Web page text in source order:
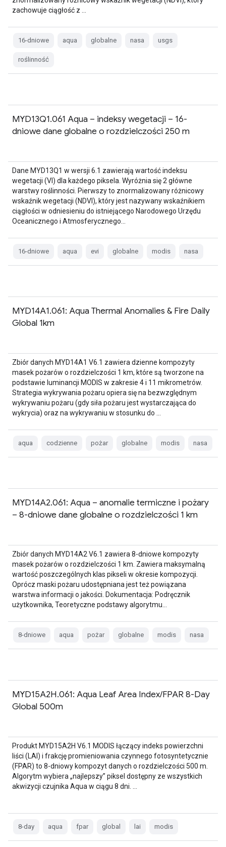
zachowuje ciągłość z …
16-dniowe aqua globalne nasa usgs
roślinność
MYD13Q1.061 Aqua – indeksy wegetacji – 16-
dniowe dane globalne o rozdzielczości 250 m
Dane MYD13Q1 w wersji 6.1 zawierają wartość indeksu
wegetacji (VI) dla każdego piksela. Wyróżnia się 2 główne
warstwy roślinności. Pierwszy to znormalizowany różnicowy
wskaźnik wegetacji (NDVI), który jest nazywany wskaźnikiem
ciągłości w odniesieniu do istniejącego Narodowego Urzędu
Oceanicznego i Atmosferycznego…
16-dniowe aqua evi globalne modis nasa
MYD14A1.061: Aqua Thermal Anomalies & Fire Daily
Global 1km
Zbiór danych MYD14A1 V6.1 zawiera dzienne kompozyty
masek pożarów o rozdzielczości 1 km, które są tworzone na
podstawie luminancji MODIS w zakresie 4 i 11 mikrometrów.
Strategia wykrywania pożaru opiera się na bezwzględnym
wykrywaniu pożaru (gdy siła pożaru jest wystarczająca do
wykrycia) oraz na wykrywaniu w stosunku do …
aqua codzienne pożar globalne modis nasa
MYD14A2.061: Aqua – anomalie termiczne i pożary
– 8-dniowe dane globalne o rozdzielczości 1 km
Zbiór danych MYD14A2 V6.1 zawiera 8-dniowe kompozyty
masek pożarów o rozdzielczości 1 km. Zawiera maksymalną
wartość poszczególnych klas pikseli w okresie kompozycji.
Oprócz maski pożaru udostępniana jest też powiązana
warstwa informacji o jakości. Dokumentacja: Podręcznik
użytkownika, Teoretyczne podstawy algorytmu…
8-dniowe aqua pożar globalne modis nasa
MYD15A2H.061: Aqua Leaf Area Index/FPAR 8-Day
Global 500m
Produkt MYD15A2H V6.1 MODIS łączący indeks powierzchni
liści (LAI) i frakcję promieniowania czynnego fotosyntetycznie
(FPAR) to 8-dniowy kompozyt danych o rozdzielczości 500 m.
Algorytm wybiera „najlepszy” piksel dostępny ze wszystkich
akwizycji czujnika Aqua w ciągu 8 dni. …
8-day aqua fpar global lai modis